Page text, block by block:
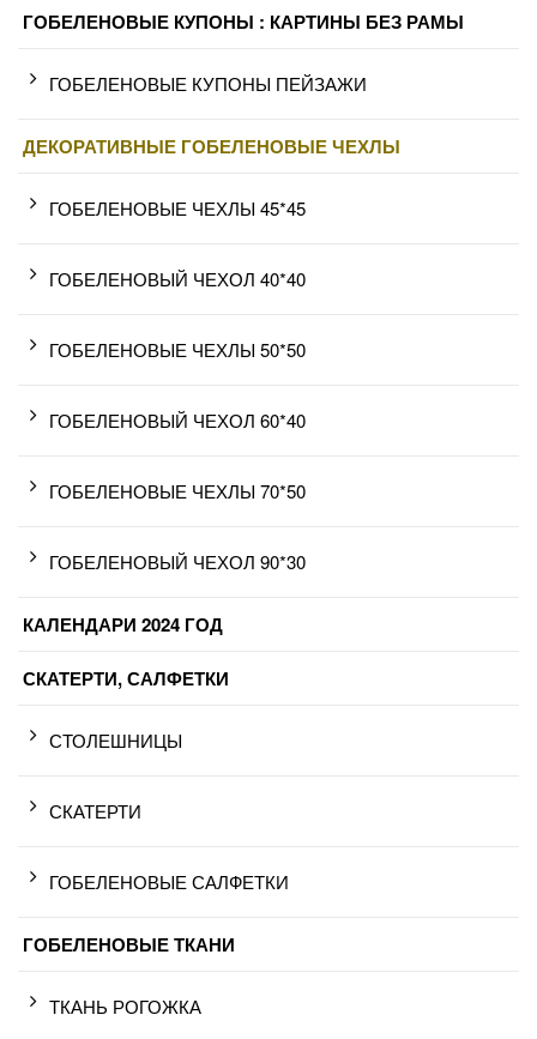
ГОБЕЛЕНОВЫЕ КУПОНЫ : КАРТИНЫ БЕЗ РАМЫ
ГОБЕЛЕНОВЫЕ КУПОНЫ ПЕЙЗАЖИ
ДЕКОРАТИВНЫЕ ГОБЕЛЕНОВЫЕ ЧЕХЛЫ
ГОБЕЛЕНОВЫЕ ЧЕХЛЫ 45*45
ГОБЕЛЕНОВЫЙ ЧЕХОЛ 40*40
ГОБЕЛЕНОВЫЕ ЧЕХЛЫ 50*50
ГОБЕЛЕНОВЫЙ ЧЕХОЛ 60*40
ГОБЕЛЕНОВЫЕ ЧЕХЛЫ 70*50
ГОБЕЛЕНОВЫЙ ЧЕХОЛ 90*30
КАЛЕНДАРИ 2024 ГОД
СКАТЕРТИ, САЛФЕТКИ
СТОЛЕШНИЦЫ
СКАТЕРТИ
ГОБЕЛЕНОВЫЕ САЛФЕТКИ
ГОБЕЛЕНОВЫЕ ТКАНИ
ТКАНЬ РОГОЖКА